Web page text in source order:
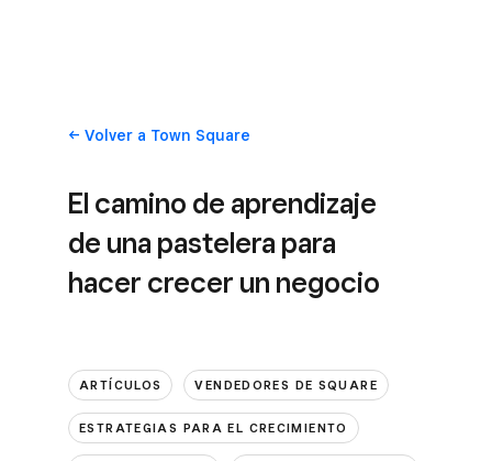
Volvera Town Square
El camino de aprendizaje
de una pastelera para
hacer crecer un negocio
ARTÍCULOS VENDEDORES DE SQUARE
ESTRATEGIAS PARA EL CRECIMIENTO